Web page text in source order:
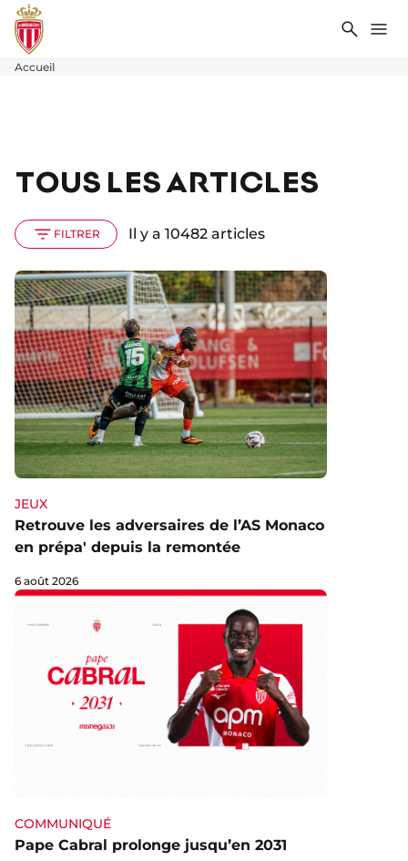
Accueil
TOUS LES ARTICLES
FILTRER Il y a 10482 articles
JEUX
Retrouve les adversaires de l’AS Monaco
en prépa' depuis la remontée
6 août 2026
COMMUNIQUÉ
Pape Cabral prolonge jusqu’en 2031